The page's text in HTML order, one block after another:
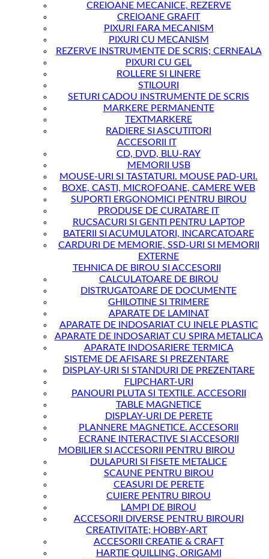
CREIOANE MECANICE, REZERVE
CREIOANE GRAFIT
PIXURI FARA MECANISM
PIXURI CU MECANISM
REZERVE INSTRUMENTE DE SCRIS; CERNEALA
PIXURI CU GEL
ROLLERE SI LINERE
STILOURI
SETURI CADOU INSTRUMENTE DE SCRIS
MARKERE PERMANENTE
TEXTMARKERE
RADIERE SI ASCUTITORI
ACCESORII IT
CD, DVD, BLU-RAY
MEMORII USB
MOUSE-URI SI TASTATURI. MOUSE PAD-URI.
BOXE, CASTI, MICROFOANE, CAMERE WEB
SUPORTI ERGONOMICI PENTRU BIROU
PRODUSE DE CURATARE IT
RUCSACURI SI GENTI PENTRU LAPTOP
BATERII SI ACUMULATORI, INCARCATOARE
CARDURI DE MEMORIE, SSD-URI SI MEMORII
EXTERNE
TEHNICA DE BIROU SI ACCESORII
CALCULATOARE DE BIROU
DISTRUGATOARE DE DOCUMENTE
GHILOTINE SI TRIMERE
APARATE DE LAMINAT
APARATE DE INDOSARIAT CU INELE PLASTIC
APARATE DE INDOSARIAT CU SPIRA METALICA
APARATE INDOSARIERE TERMICA
SISTEME DE AFISARE SI PREZENTARE
DISPLAY-URI SI STANDURI DE PREZENTARE
FLIPCHART-URI
PANOURI PLUTA SI TEXTILE. ACCESORII
TABLE MAGNETICE
DISPLAY-URI DE PERETE
PLANNERE MAGNETICE. ACCESORII
ECRANE INTERACTIVE SI ACCESORII
MOBILIER SI ACCESORII PENTRU BIROU
DULAPURI SI FISETE METALICE
SCAUNE PENTRU BIROU
CEASURI DE PERETE
CUIERE PENTRU BIROU
LAMPI DE BIROU
ACCESORII DIVERSE PENTRU BIROURI
CREATIVITATE; HOBBY-ART
ACCESORII CREATIE & CRAFT
HARTIE QUILLING, ORIGAMI